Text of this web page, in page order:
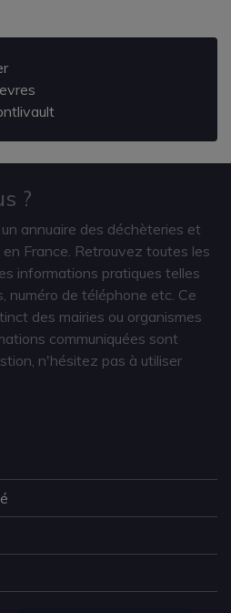
?
annuaire des déchèteries et
France. Retrouvez toutes les
informations pratiques telles
numéro de téléphone etc. Ce
des mairies ou organismes
communiquées sont
n'hésitez pas à utiliser